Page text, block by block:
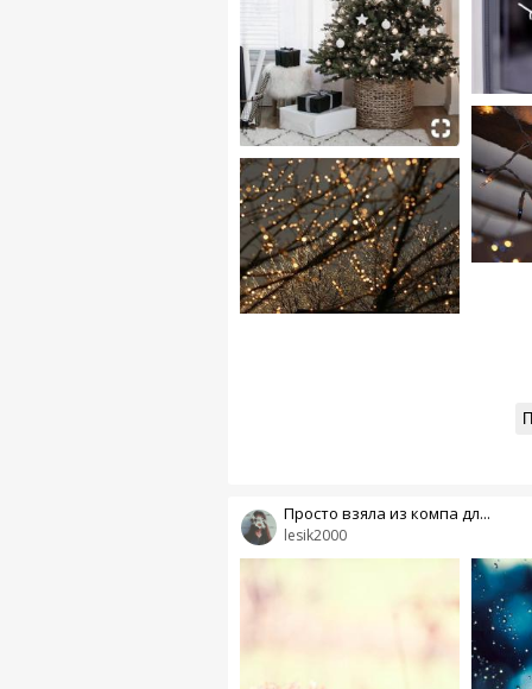
lesik2000
Просто взяла из компа дл...